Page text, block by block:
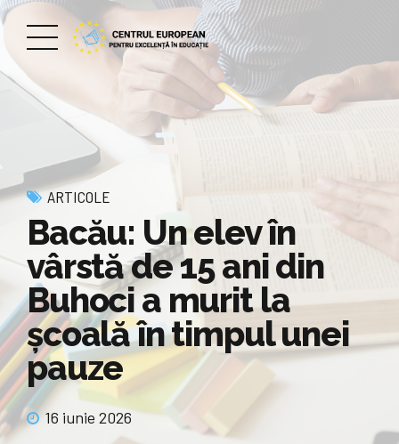
ARTICOLE
Bacău: Un elev în
vârstă de 15 ani din
Buhoci a murit la
școală în timpul unei
pauze
16 iunie 2026